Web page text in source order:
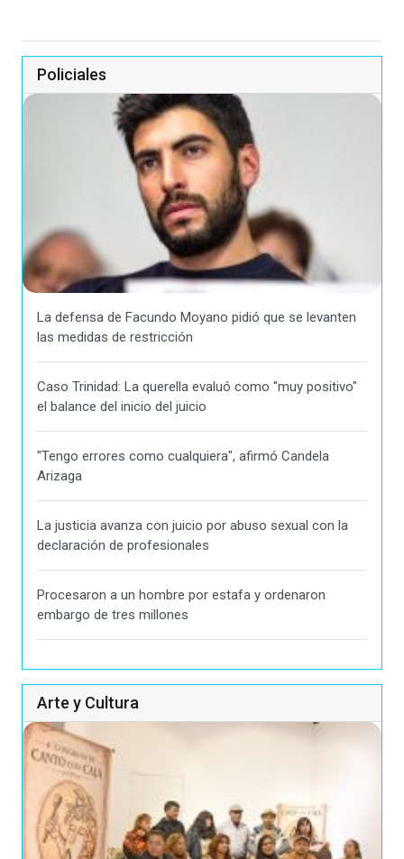
Policiales
La defensa de Facundo Moyano pidió que se levanten
las medidas de restricción
Caso Trinidad: La querella evaluó como "muy positivo"
el balance del inicio del juicio
"Tengo errores como cualquiera", afirmó Candela
Arizaga
La justicia avanza con juicio por abuso sexual con la
declaración de profesionales
Procesaron a un hombre por estafa y ordenaron
embargo de tres millones
Arte y Cultura